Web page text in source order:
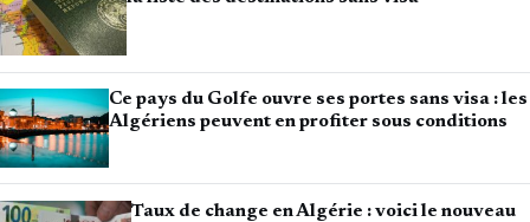
Ce pays du Golfe ouvre ses portes sans visa : les
Algériens peuvent en profiter sous conditions
Taux de change en Algérie : voici le nouveau